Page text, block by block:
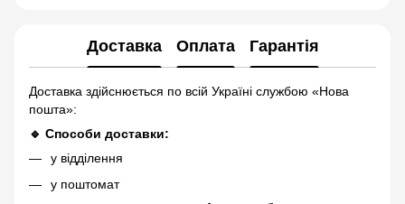
Доставка Оплата Гарантія
Доставка здійснюється по всій Україні службою «Нова
пошта»:
🔹 Способи доставки:
у відділення
у поштомат